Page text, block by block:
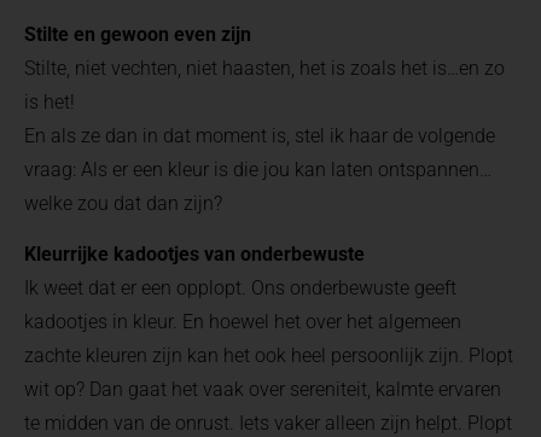
Stilte en gewoon even zijn
Stilte, niet vechten, niet haasten, het is zoals het is…en zo
is het!
En als ze dan in dat moment is, stel ik haar de volgende
vraag: Als er een kleur is die jou kan laten ontspannen…
welke zou dat dan zijn?
Kleurrijke kadootjes van onderbewuste
Ik weet dat er een opplopt. Ons onderbewuste geeft
kadootjes in kleur. En hoewel het over het algemeen
zachte kleuren zijn kan het ook heel persoonlijk zijn. Plopt
wit op? Dan gaat het vaak over sereniteit, kalmte ervaren
te midden van de onrust. Iets vaker alleen zijn helpt. Plopt